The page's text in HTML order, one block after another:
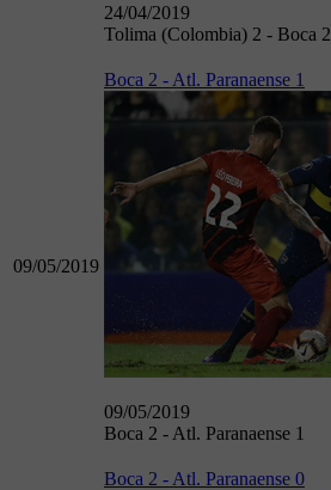
24/04/2019
Tolima (Colombia) 2 - Boca 2
09/05/2019
Boca 2 - Atl. Paranaense 1
09/05/2019
Boca 2 - Atl. Paranaense 1
Boca 2 - Atl. Paranaense 0